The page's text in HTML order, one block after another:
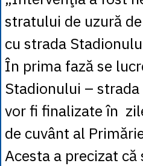
stratului de uzură
cu strada
În prima fază se
Stadionului –
vor fi finalizate în
de cuvânt al
Acesta a precizat